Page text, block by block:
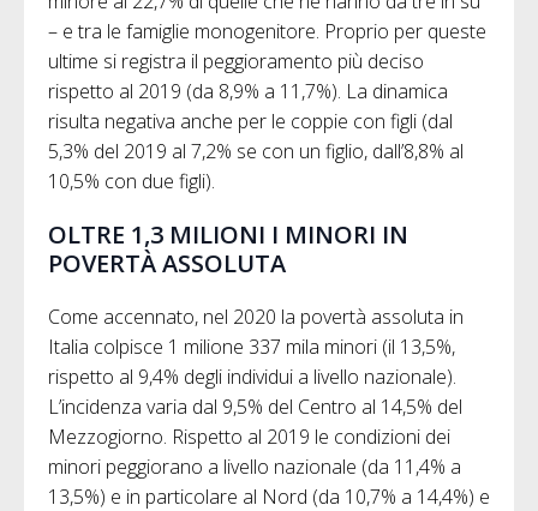
– e tra le famiglie monogenitore. Proprio per queste
ultime si registra il peggioramento più deciso
rispetto al 2019 (da 8,9% a 11,7%). La dinamica
risulta negativa anche per le coppie con figli (dal
5,3% del 2019 al 7,2% se con un figlio, dall’8,8% al
10,5% con due figli).
OLTRE 1,3 MILIONI I MINORI IN
POVERTÀ ASSOLUTA
Come accennato, nel 2020 la povertà assoluta in
Italia colpisce 1 milione 337 mila minori (il 13,5%,
rispetto al 9,4% degli individui a livello nazionale).
L’incidenza varia dal 9,5% del Centro al 14,5% del
Mezzogiorno. Rispetto al 2019 le condizioni dei
minori peggiorano a livello nazionale (da 11,4% a
13,5%) e in particolare al Nord (da 10,7% a 14,4%) e